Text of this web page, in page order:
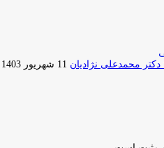
محمدعلی نژادیان ارسال
11 شهریور 1403 13:03